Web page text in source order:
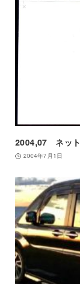
2004,07 ネット
2004年7月1日